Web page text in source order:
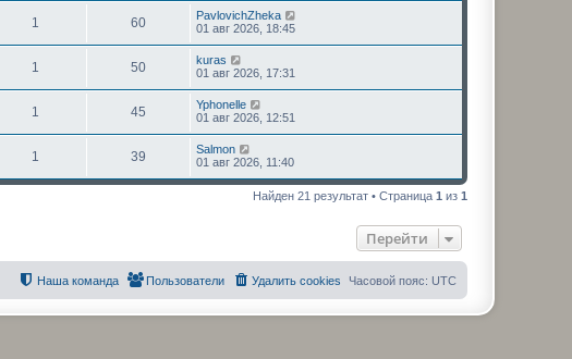
1 60
PavlovichZheka
01 авг 2026, 18:45
1 50
kuras
01 авг 2026, 17:31
1 45
Yphonelle
01 авг 2026, 12:51
1 39
Salmon
01 авг 2026, 11:40
Найден 21 результат • Страница 1 из 1
Перейти
Часовой пояс: UTC
Удалить cookies
Пользователи
Наша команда